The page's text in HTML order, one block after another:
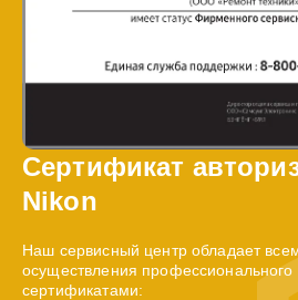
Сертификат
Nikon
Наш сервисный центр обладает
осуществления профессионального
сертификатами: